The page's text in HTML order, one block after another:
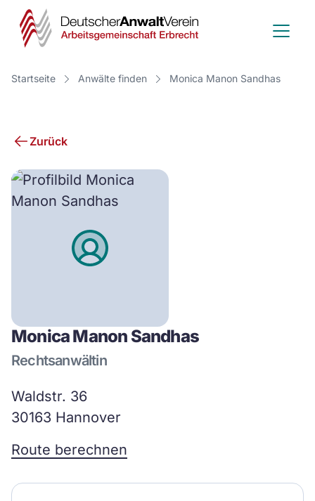
Deutscher
Anwalt
Verein
Startseite Anwälte finden Monica Manon Sandhas
Zurück
Monica Manon Sandhas
Rechtsanwältin
Waldstr. 36
30163 Hannover
Route berechnen